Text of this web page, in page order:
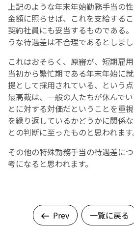
上記のような年末年始勤務手当の
金額に照らせば、これを支給する
契約社員にも妥当するものである
うな待遇差は不合理であるとしまし
これはおそらく、原審が、短期雇
当初から繁忙期である年末年始に
提として採用されている、という
最高裁は、一般の人たちが休んで
とに対する対価だということを重
を繰り返しているかどうかに関係な
との判断に至ったものと思われます
その他の特殊勤務手当の待遇差に
考になると思われます。
Prev 一覧に戻る